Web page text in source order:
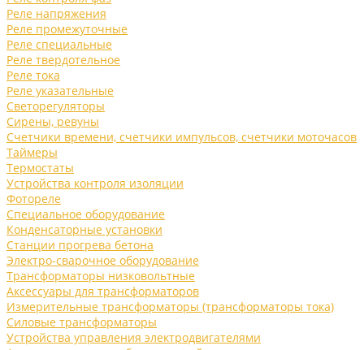
Реле напряжения
Реле промежуточные
Реле специальные
Реле твердотельное
Реле тока
Реле указательные
Светорегуляторы
Сирены, ревуны
Счетчики времени, счетчики импульсов, счетчики моточасов
Таймеры
Термостаты
Устройства контроля изоляции
Фотореле
Специальное оборудование
Конденсаторные установки
Станции прогрева бетона
Электро-сварочное оборудование
Трансформаторы низковольтные
Аксессуары для трансформаторов
Измерительные трансформаторы (трансформаторы тока)
Силовые трансформаторы
Устройства управления электродвигателями